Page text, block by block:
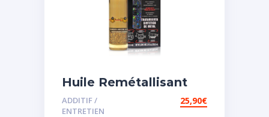
Huile Remétallisant
Moteur SMT2
ADDITIF /
ENTRETIEN
25,90€